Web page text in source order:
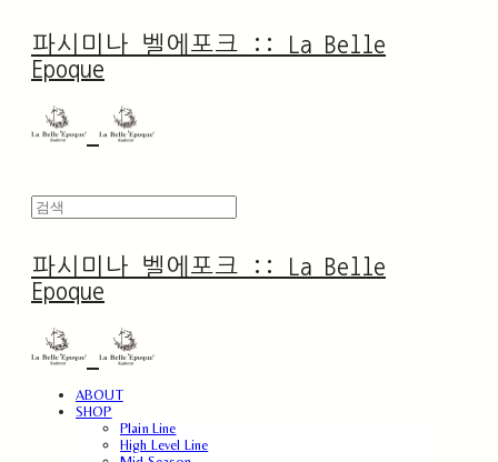
파시미나 벨에포크 :: La Belle
Epoque
파시미나 벨에포크 :: La Belle
Epoque
ABOUT
SHOP
Plain Line
High Level Line